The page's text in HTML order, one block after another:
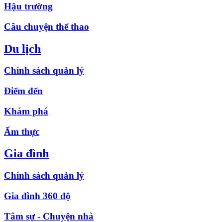
Hậu trường
Câu chuyện thể thao
Du lịch
Chính sách quản lý
Điểm đến
Khám phá
Ẩm thực
Gia đình
Chính sách quản lý
Gia đình 360 độ
Tâm sự - Chuyện nhà